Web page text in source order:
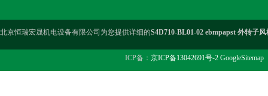
北京恒瑞宏晟机电设备有限公司为您提供详细的S4D710-BL01-02 ebmpapst 外转子风
ICP备： 京ICP备13042691号-2 GoogleSitemap